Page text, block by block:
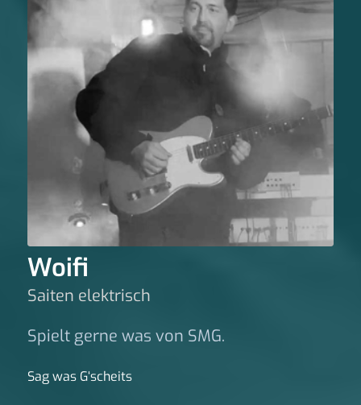
Woifi
Saiten elektrisch
Spielt gerne was von SMG.
Sag was G‘scheits